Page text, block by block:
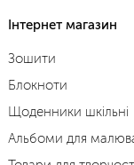
Інтернет магазин
Зошити
Блокноти
Щоденники шкільні
Альбоми для